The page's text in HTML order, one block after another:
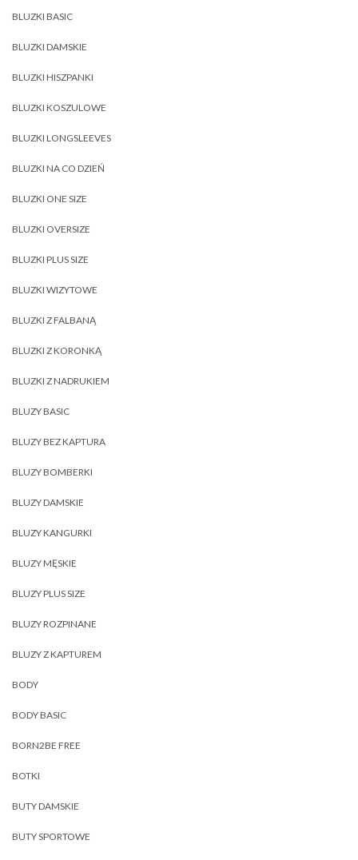
BLUZKI BASIC
BLUZKI DAMSKIE
BLUZKI HISZPANKI
BLUZKI KOSZULOWE
BLUZKI LONGSLEEVES
BLUZKI NA CO DZIEŃ
BLUZKI ONE SIZE
BLUZKI OVERSIZE
BLUZKI PLUS SIZE
BLUZKI WIZYTOWE
BLUZKI Z FALBANĄ
BLUZKI Z KORONKĄ
BLUZKI Z NADRUKIEM
BLUZY BASIC
BLUZY BEZ KAPTURA
BLUZY BOMBERKI
BLUZY DAMSKIE
BLUZY KANGURKI
BLUZY MĘSKIE
BLUZY PLUS SIZE
BLUZY ROZPINANE
BLUZY Z KAPTUREM
BODY
BODY BASIC
BORN2BE FREE
BOTKI
BUTY DAMSKIE
BUTY SPORTOWE